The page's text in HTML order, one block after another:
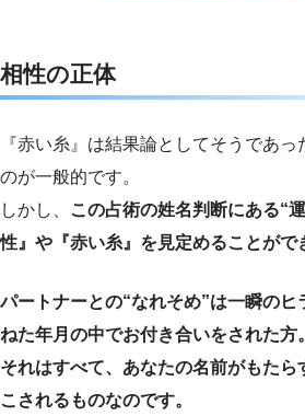
相性の正体
『赤い糸』は結果論としてそうであ
のが一般的です。
しかし、
この占術の姓名判断にある“
性』や『赤い糸』を見定めることがで
パートナーとの“なれそめ”は一瞬の
ねた年月の中でお付き合いをされた方。
それはすべて、あなたの名前がもたら
こされるものなのです。